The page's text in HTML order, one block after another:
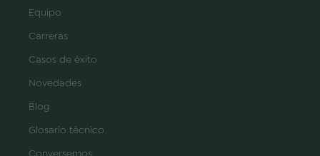
Equipo
Carreras
Casos de éxito
Novedades
Blog
Glosario técnico
Conversemos